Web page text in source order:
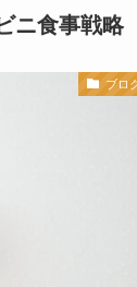
ニ食事戦略
ブロ